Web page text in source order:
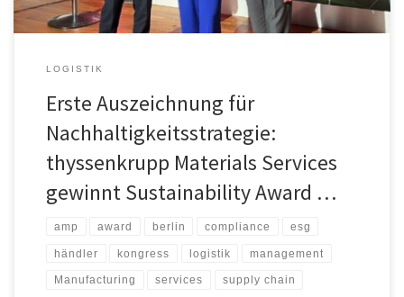
LOGISTIK
Erste Auszeichnung für
Nachhaltigkeitsstrategie:
thyssenkrupp Materials Services
gewinnt Sustainability Award …
amp award berlin compliance esg
händler kongress logistik management
Manufacturing services supply chain